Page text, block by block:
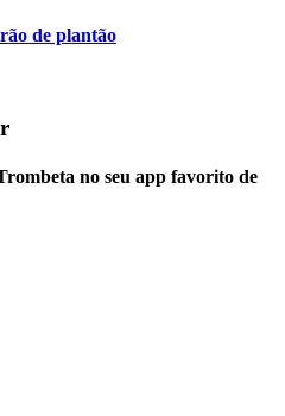
de plantão
no seu app favorito de